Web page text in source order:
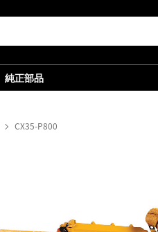
純正部品
CX35-P800